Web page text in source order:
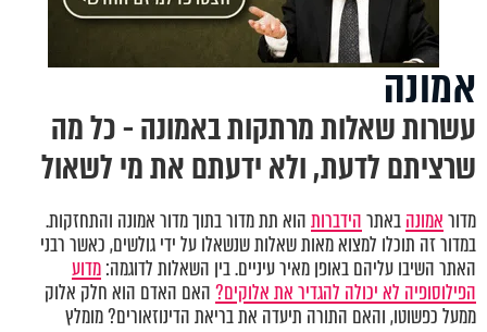
אמונה
עשרות שאלות מרתקות באמונה - כל מה
שרציתם לדעת, ולא ידעתם את מי לשאול
מדוראמונהבאתרהידברותהוא תת מדור בתוך מדור אמונה והתחזקות.
במדור זה תוכלו למצוא מאות שאלות שנשאלו על ידי גולשים, כאשר רבני
האתר השיבו עליהם באופן מאיר עיניים. בין השאלות לדוגמה:מדוע
הפילוסופיה לא יכולה להגדיר את אלוקים?האם האדם הוא חלק אלוק
ממעל כפשוטו, והאם התורה תיעדה את בריאת הדינוזאורים? מומלץ